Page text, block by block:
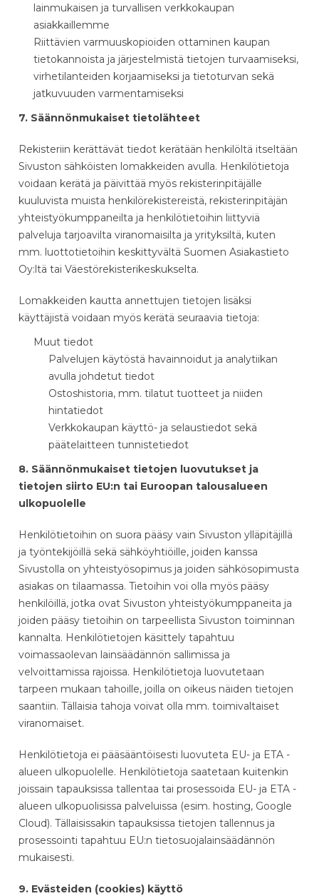
lainmukaisen ja turvallisen verkkokaupan
asiakkaillemme
Riittävien varmuuskopioiden ottaminen kaupan
tietokannoista ja järjestelmistä tietojen turvaamiseksi,
virhetilanteiden korjaamiseksi ja tietoturvan sekä
jatkuvuuden varmentamiseksi
7. Säännönmukaiset tietolähteet
Rekisteriin kerättävät tiedot kerätään henkilöltä itseltään
Sivuston sähköisten lomakkeiden avulla. Henkilötietoja
voidaan kerätä ja päivittää myös rekisterinpitäjälle
kuuluvista muista henkilörekistereistä, rekisterinpitäjän
yhteistyökumppaneilta ja henkilötietoihin liittyviä
palveluja tarjoavilta viranomaisilta ja yrityksiltä, kuten
mm. luottotietoihin keskittyvältä Suomen Asiakastieto
Oy:ltä tai Väestörekisterikeskukselta.
Lomakkeiden kautta annettujen tietojen lisäksi
käyttäjistä voidaan myös kerätä seuraavia tietoja:
Muut tiedot
Palvelujen käytöstä havainnoidut ja analytiikan
avulla johdetut tiedot
Ostoshistoria, mm. tilatut tuotteet ja niiden
hintatiedot
Verkkokaupan käyttö- ja selaustiedot sekä
päätelaitteen tunnistetiedot
8. Säännönmukaiset tietojen luovutukset ja
tietojen siirto EU:n tai Euroopan talousalueen
ulkopuolelle
Henkilötietoihin on suora pääsy vain Sivuston ylläpitäjillä
ja työntekijöillä sekä sähköyhtiöille, joiden kanssa
Sivustolla on yhteistyösopimus ja joiden sähkösopimusta
asiakas on tilaamassa. Tietoihin voi olla myös pääsy
henkilöillä, jotka ovat Sivuston yhteistyökumppaneita ja
joiden pääsy tietoihin on tarpeellista Sivuston toiminnan
kannalta. Henkilötietojen käsittely tapahtuu
voimassaolevan lainsäädännön sallimissa ja
velvoittamissa rajoissa. Henkilötietoja luovutetaan
tarpeen mukaan tahoille, joilla on oikeus näiden tietojen
saantiin. Tällaisia tahoja voivat olla mm. toimivaltaiset
viranomaiset.
Henkilötietoja ei pääsääntöisesti luovuteta EU- ja ETA -
alueen ulkopuolelle. Henkilötietoja saatetaan kuitenkin
joissain tapauksissa tallentaa tai prosessoida EU- ja ETA -
alueen ulkopuolisissa palveluissa (esim. hosting, Google
Cloud). Tällaisissakin tapauksissa tietojen tallennus ja
prosessointi tapahtuu EU:n tietosuojalainsäädännön
mukaisesti.
9. Evästeiden (cookies) käyttö